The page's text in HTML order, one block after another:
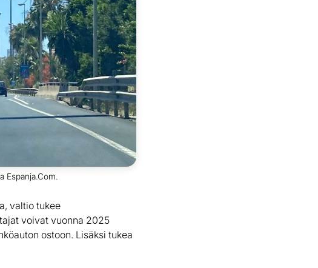
Espanja.Com.
valtio tukee
voivat vuonna 2025
ostoon. Lisäksi tukea